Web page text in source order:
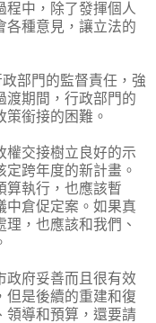
程中，除了發揮個人
各種意見，讓立法的
部門的監督責任，強
渡期間，行政部門的
銜接的困難。
權交接樹立良好的示
跨年度的新計畫。
算執行，也應該暫
中倉促定案。如果真
，也應該和我們、
政府妥善而且很有效
但是後續的重建和復
領導和預算，還要請